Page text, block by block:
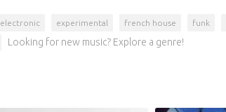
electronic experimental french house funk
Looking for new music? Explore a genre!